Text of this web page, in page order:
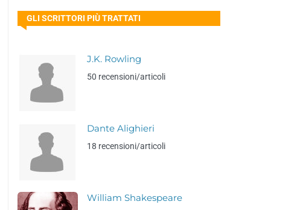
GLI SCRITTORI PIÙ TRATTATI
J.K. Rowling
50 recensioni/articoli
Dante Alighieri
18 recensioni/articoli
William Shakespeare